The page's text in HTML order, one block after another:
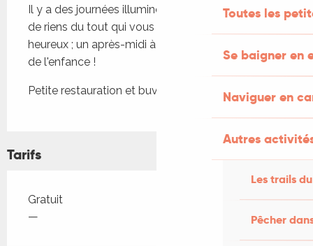
Toutes les
Se baigner en
Naviguer en
Autres
Les trails
Pêcher
Il y a des journées illuminées de petites choses,
de riens du tout qui vous rendent incroyablement
heureux ; un après-midi à chiner, un jouet qui surgit
de l'enfance !
Petite restauration et buvette sur place
Tarifs
Tarifs 2026
Gratuit
—